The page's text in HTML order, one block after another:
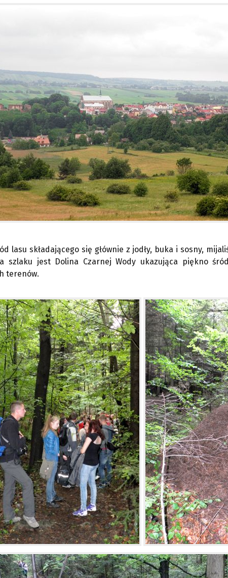
lasu składającego się głównie z jodły, buka i sosny,
szlaku jest Dolina Czarnej Wody ukazująca piękno
terenów.